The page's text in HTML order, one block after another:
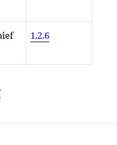
1.2.6